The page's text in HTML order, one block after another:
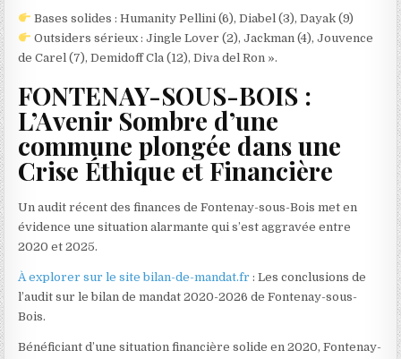
Bases solides : Humanity Pellini (6), Diabel (3), Dayak (9)
Outsiders sérieux : Jingle Lover (2), Jackman (4), Jouvence
de Carel (7), Demidoff Cla (12), Diva del Ron ».
FONTENAY-SOUS-BOIS :
L’Avenir Sombre d’une
commune plongée dans une
Crise Éthique et Financière
Un audit récent des finances de Fontenay-sous-Bois met en
évidence une situation alarmante qui s’est aggravée entre
2020 et 2025.
À explorer sur le site bilan-de-mandat.fr : Les conclusions de
l’audit sur le bilan de mandat 2020-2026 de Fontenay-sous-
Bois.
Bénéficiant d’une situation financière solide en 2020, Fontenay-